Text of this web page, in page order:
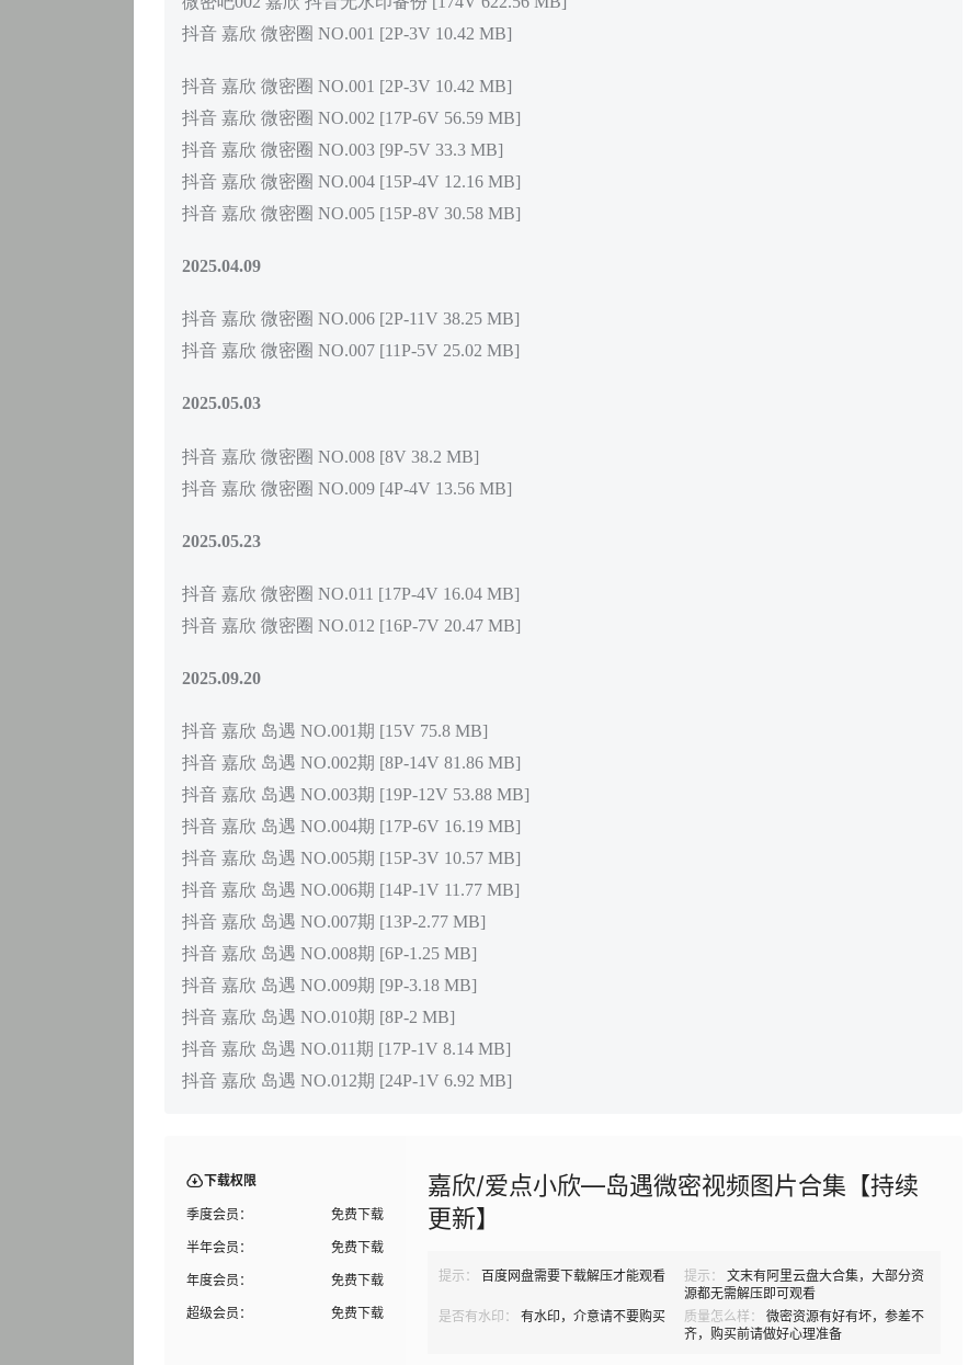
抖音 嘉欣 微密圈 NO.001 [2P-3V 10.42 MB]
抖音 嘉欣 微密圈 NO.001 [2P-3V 10.42 MB]
抖音 嘉欣 微密圈 NO.002 [17P-6V 56.59 MB]
抖音 嘉欣 微密圈 NO.003 [9P-5V 33.3 MB]
抖音 嘉欣 微密圈 NO.004 [15P-4V 12.16 MB]
抖音 嘉欣 微密圈 NO.005 [15P-8V 30.58 MB]
2025.04.09
抖音 嘉欣 微密圈 NO.006 [2P-11V 38.25 MB]
抖音 嘉欣 微密圈 NO.007 [11P-5V 25.02 MB]
2025.05.03
抖音 嘉欣 微密圈 NO.008 [8V 38.2 MB]
抖音 嘉欣 微密圈 NO.009 [4P-4V 13.56 MB]
2025.05.23
抖音 嘉欣 微密圈 NO.011 [17P-4V 16.04 MB]
抖音 嘉欣 微密圈 NO.012 [16P-7V 20.47 MB]
2025.09.20
抖音 嘉欣 岛遇 NO.001期 [15V 75.8 MB]
抖音 嘉欣 岛遇 NO.002期 [8P-14V 81.86 MB]
抖音 嘉欣 岛遇 NO.003期 [19P-12V 53.88 MB]
抖音 嘉欣 岛遇 NO.004期 [17P-6V 16.19 MB]
抖音 嘉欣 岛遇 NO.005期 [15P-3V 10.57 MB]
抖音 嘉欣 岛遇 NO.006期 [14P-1V 11.77 MB]
抖音 嘉欣 岛遇 NO.007期 [13P-2.77 MB]
抖音 嘉欣 岛遇 NO.008期 [6P-1.25 MB]
抖音 嘉欣 岛遇 NO.009期 [9P-3.18 MB]
抖音 嘉欣 岛遇 NO.010期 [8P-2 MB]
抖音 嘉欣 岛遇 NO.011期 [17P-1V 8.14 MB]
抖音 嘉欣 岛遇 NO.012期 [24P-1V 6.92 MB]
下载权限
季度会员：
免费下载
半年会员：
免费下载
年度会员：
免费下载
超级会员：
免费下载
嘉欣/爱点小欣—岛遇微密视频图片合集【持续
更新】
提示： 百度网盘需要下载解压才能观看 提示：
文末有阿里云盘大合集，大部分资
源都无需解压即可观看
是否有水印：
有水印，介意请不要购买 质量怎么样：
微密资源有好有坏，参差不
齐，购买前请做好心理准备